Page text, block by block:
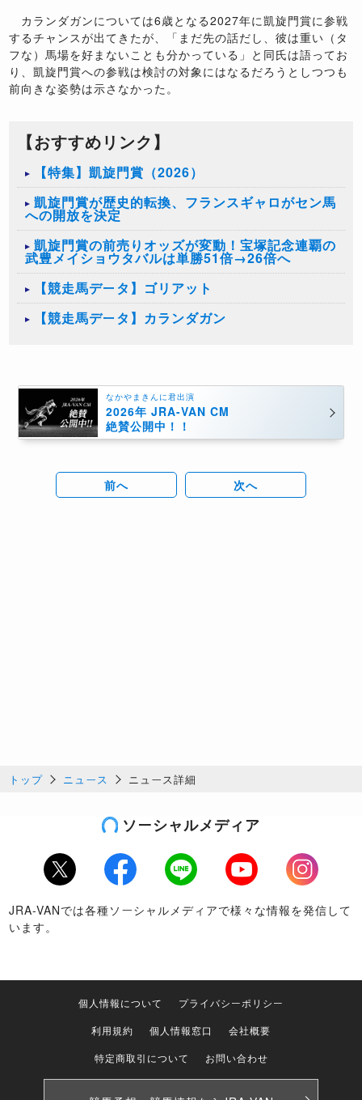
カランダガンについては6歳となる2027年に凱旋門賞に参戦
するチャンスが出てきたが、「まだ先の話だし、彼は重い（タ
フな）馬場を好まないことも分かっている」と同氏は語ってお
り、凱旋門賞への参戦は検討の対象にはなるだろうとしつつも
前向きな姿勢は示さなかった。
【おすすめリンク】
【特集】凱旋門賞（2026）
凱旋門賞が歴史的転換、フランスギャロがセン馬
への開放を決定
凱旋門賞の前売りオッズが変動！宝塚記念連覇の
武豊メイショウタバルは単勝51倍→26倍へ
【競走馬データ】ゴリアット
【競走馬データ】カランダガン
なかやまきんに君出演
2026年 JRA-VAN CM
絶賛公開中！！
前へ 次へ
トップ ニュース ニュース詳細
ソーシャルメディア
Twitter Facebook LINE Youtube
Instagram
JRA-VANでは各種ソーシャルメディアで様々な情報を発信して
います。
個人情報について
プライバシーポリシー
利用規約
個人情報窓口
会社概要
特定商取引について
お問い合わせ